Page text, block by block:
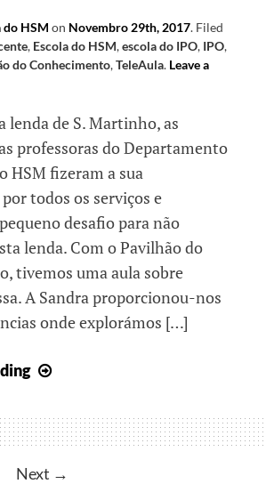
do HSM on Novembro 29th, 2017. Filed
, Escola do HSM,escola do IPO, IPO,
do Conhecimento,TeleAula. Leave a
lenda de S. Martinho, as
professoras do Departamento
HSM fizeram a sua
todos os serviços e
desafio para não
lenda. Com o Pavilhão do
tivemos uma aula sobre
A Sandra proporcionou-nos
onde explorámos […]
e
descobrir
Next →